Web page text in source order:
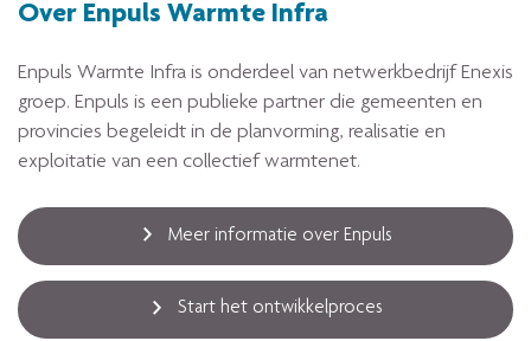
Over Enpuls Warmte Infra
Enpuls Warmte Infra is onderdeel van netwerkbedrijf Enexis
groep. Enpuls is een publieke partner die gemeenten en
provincies begeleidt in de planvorming, realisatie en
exploitatie van een collectief warmtenet.
Meer informatie over Enpuls
Start het ontwikkelproces